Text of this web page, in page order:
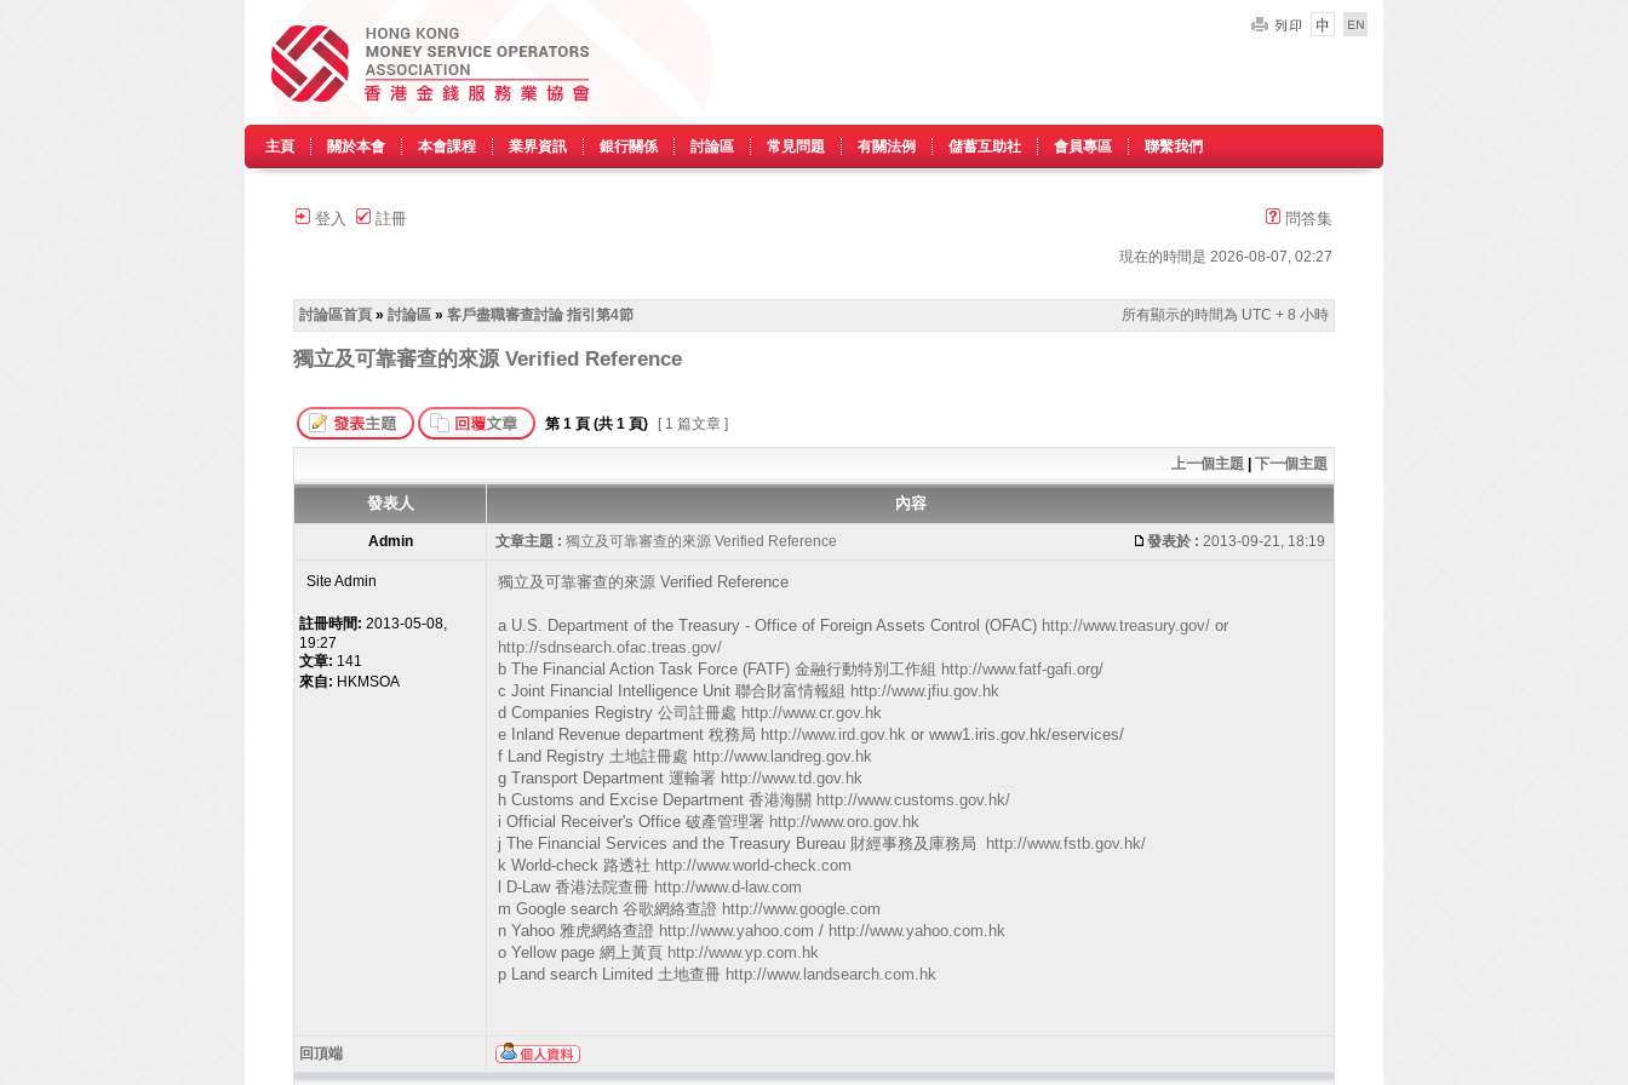
主頁 關於本會 本會課程 業界資訊 銀行關係 討論區 常見問題 有關法例 儲蓄互助社 會員專區 聯繫我們
登入 註冊 問答集
現在的時間是 2026-08-07, 02:27
討論區首頁 » 討論區 » 客戶盡職審查討論 指引第4節 所有顯示的時間為 UTC + 8 小時
獨立及可靠審查的來源 Verified Reference
第 1 頁 (共 1 頁) [ 1 篇文章 ]
上一個主題 下一個主題
發表人 內容
Admin 文章主題 : 獨立及可靠審查的來源 Verified Reference 發表於 : 2013-09-21, 18:19
Site Admin
註冊時間: 2013-05-08,
19:27
文章: 141
來自: HKMSOA
獨立及可靠審查的來源 Verified Reference
a U.S. Department of the Treasury - Office of Foreign Assets Control (OFAC) http://www.treasury.gov/ or
http://sdnsearch.ofac.treas.gov/
b The Financial Action Task Force (FATF) 金融行動特別工作組 http://www.fatf-gafi.org/
c Joint Financial Intelligence Unit 聯合財富情報組 http://www.jfiu.gov.hk
d Companies Registry 公司註冊處 http://www.cr.gov.hk
e Inland Revenue department 稅務局 http://www.ird.gov.hk or www1.iris.gov.hk/eservices/
f Land Registry 土地註冊處 http://www.landreg.gov.hk
g Transport Department 運輸署 http://www.td.gov.hk
h Customs and Excise Department 香港海關 http://www.customs.gov.hk/
i Official Receiver's Office 破產管理署 http://www.oro.gov.hk
j The Financial Services and the Treasury Bureau 財經事務及庫務局
http://www.fstb.gov.hk/
k World-check 路透社 http://www.world-check.com
l D-Law 香港法院查冊 http://www.d-law.com
m Google search 谷歌網絡查證 http://www.google.com
n Yahoo 雅虎網絡查證 http://www.yahoo.com / http://www.yahoo.com.hk
o Yellow page 網上黃頁 http://www.yp.com.hk
p Land search Limited 土地查冊 http://www.landsearch.com.hk
回頂端